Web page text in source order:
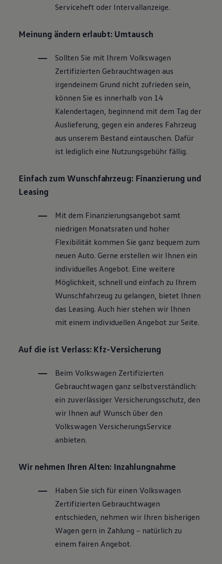
Magazin
Familie
Volkswagen R
Pannen- und Unfallhilfe
Volkswagen Kundenbetreuung
Serviceheft oder Intervallanzeige.
Meinung ändern erlaubt: Umtausch
Sollten Sie mit Ihrem Volkswagen
Zertifizierten Gebrauchtwagen aus
irgendeinem Grund nicht zufrieden sein,
können Sie es innerhalb von 14
Kalendertagen, beginnend mit dem Tag der
Auslieferung, gegen ein anderes Fahrzeug
aus unserem Bestand eintauschen. Dafür
ist lediglich eine Nutzungsgebühr fällig.
Einfach zum Wunschfahrzeug: Finanzierung und
Leasing
Mit dem Finanzierungsangebot samt
niedrigen Monatsraten und hoher
Flexibilität kommen Sie ganz bequem zum
neuen Auto. Gerne erstellen wir Ihnen ein
individuelles Angebot. Eine weitere
Möglichkeit, schnell und einfach zu Ihrem
Wunschfahrzeug zu gelangen, bietet Ihnen
das Leasing. Auch hier stehen wir Ihnen
mit einem individuellen Angebot zur Seite.
Auf die ist Verlass: Kfz-Versicherung
Beim Volkswagen Zertifizierten
Gebrauchtwagen ganz selbstverständlich:
ein zuverlässiger Versicherungsschutz, den
wir Ihnen auf Wunsch über den
Volkswagen VersicherungsService
anbieten.
Wir nehmen Ihren Alten: Inzahlungnahme
Haben Sie sich für einen Volkswagen
Zertifizierten Gebrauchtwagen
entschieden, nehmen wir Ihren bisherigen
Wagen gern in Zahlung – natürlich zu
einem fairen Angebot.